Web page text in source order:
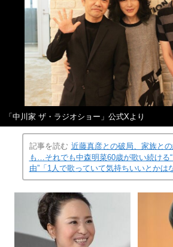
「中川家 ザ・ラジオショー」公式Xより
記事を読む 近藤真彦との破局、家族と
も…それでも中森明菜60歳が歌い続ける
由”「1人で歌っていて気持ちいいとかは